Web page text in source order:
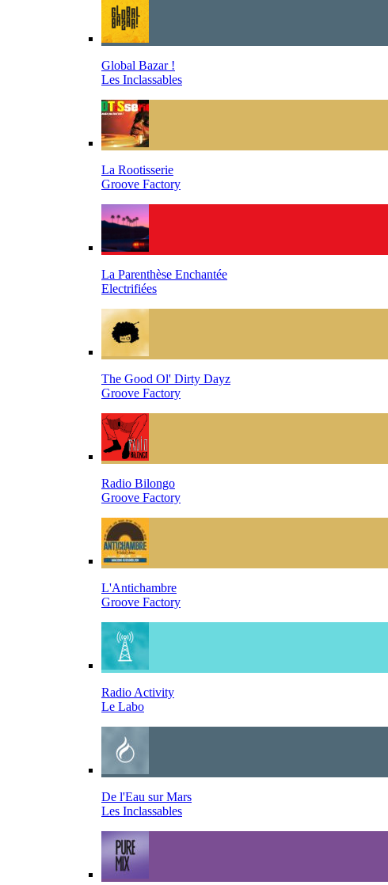
Global Bazar !
Les Inclassables
La Rootisserie
Groove Factory
La Parenthèse Enchantée
Electrifiées
The Good Ol' Dirty Dayz
Groove Factory
Radio Bilongo
Groove Factory
L'Antichambre
Groove Factory
Radio Activity
Le Labo
De l'Eau sur Mars
Les Inclassables